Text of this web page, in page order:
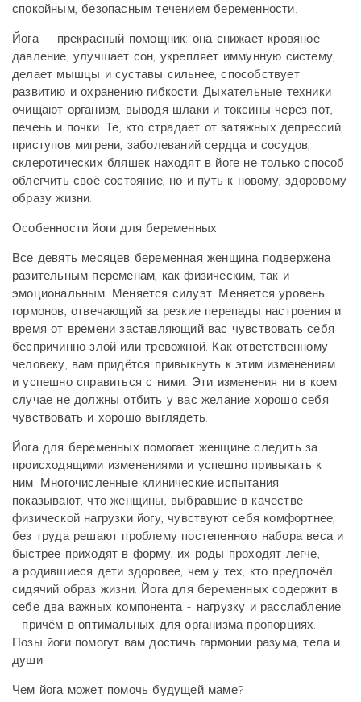
спокойным, безопасным течением беременности.
Йога - прекрасный помощник: она снижает кровяное
давление, улучшает сон, укрепляет иммунную систему,
делает мышцы и суставы сильнее, способствует
развитию и охранению гибкости. Дыхательные техники
очищают организм, выводя шлаки и токсины через пот,
печень и почки. Те, кто страдает от затяжных депрессий,
приступов мигрени, заболеваний сердца и сосудов,
склеротических бляшек находят в йоге не только способ
облегчить своё состояние, но и путь к новому, здоровому
образу жизни.
Особенности йоги для беременных
Все девять месяцев беременная женщина подвержена
разительным переменам, как физическим, так и
эмоциональным. Меняется силуэт. Меняется уровень
гормонов, отвечающий за резкие перепады настроения и
время от времени заставляющий вас чувствовать себя
беспричинно злой или тревожной. Как ответственному
человеку, вам придётся привыкнуть к этим изменениям
и успешно справиться с ними. Эти изменения ни в коем
случае не должны отбить у вас желание хорошо себя
чувствовать и хорошо выглядеть.
Йога для беременных помогает женщине следить за
происходящими изменениями и успешно привыкать к
ним. Многочисленные клинические испытания
показывают, что женщины, выбравшие в качестве
физической нагрузки йогу, чувствуют себя комфортнее,
без труда решают проблему постепенного набора веса и
быстрее приходят в форму, их роды проходят легче,
а родившиеся дети здоровее, чем у тех, кто предпочёл
сидячий образ жизни. Йога для беременных содержит в
себе два важных компонента - нагрузку и расслабление
- причём в оптимальных для организма пропорциях.
Позы йоги помогут вам достичь гармонии разума, тела и
души.
Чем йога может помочь будущей маме?